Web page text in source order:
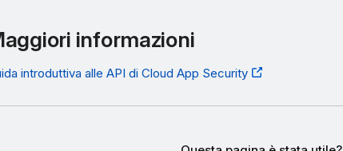
informazioni
introduttiva alle API di Cloud App Security